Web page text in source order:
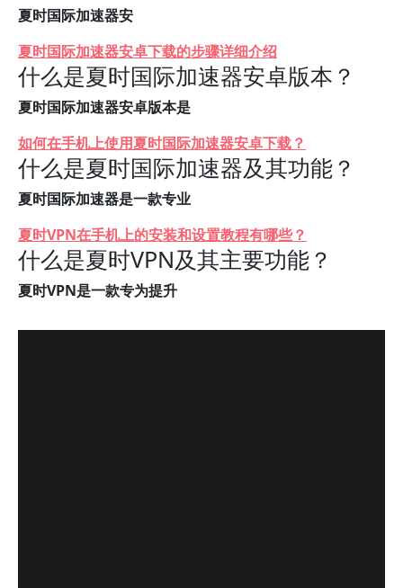
夏时国际加速器安
夏时国际加速器安卓下载的步骤详细介绍
什么是夏时国际加速器安卓版本？
夏时国际加速器安卓版本是
如何在手机上使用夏时国际加速器安卓下载？
什么是夏时国际加速器及其功能？
夏时国际加速器是一款专业
夏时VPN在手机上的安装和设置教程有哪些？
什么是夏时VPN及其主要功能？
夏时VPN是一款专为提升